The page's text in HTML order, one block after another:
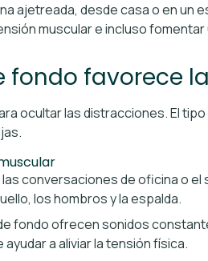
ajetreada, desde casa o en un
muscular e incluso
fondo favorece
ocultar las distracciones. El
conversaciones de oficina o
los hombros y la espalda.
fondo ofrecen sonidos
a aliviar la tensión física.